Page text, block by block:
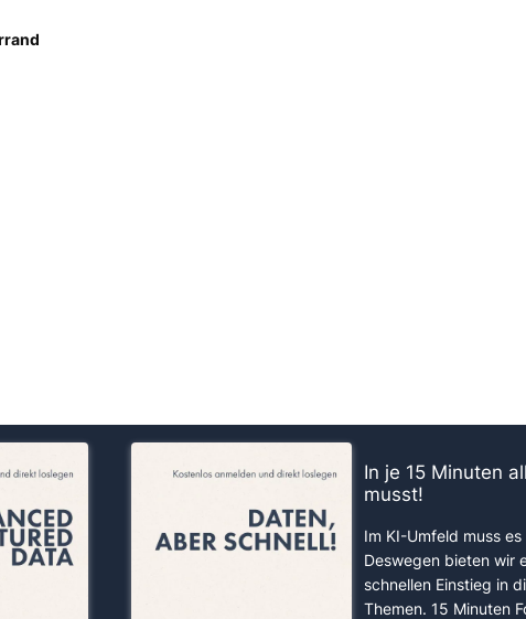
In je 15 Minuten
musst!
Im KI-Umfeld muss
Deswegen bieten wir
schnellen Einstieg in
Themen. 15 Minuten